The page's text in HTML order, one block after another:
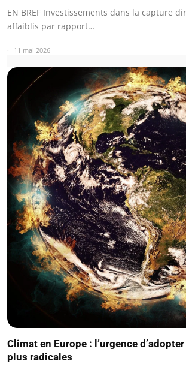
EN BREF Investissements dans la capture
affaiblis par rapport…
11 mai 2026
Climat en Europe : l’urgence
plus radicales